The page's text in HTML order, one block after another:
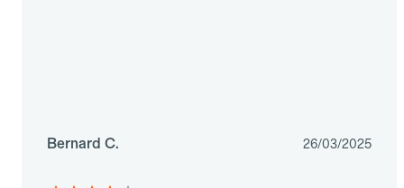
Bernard C. 26/03/2025